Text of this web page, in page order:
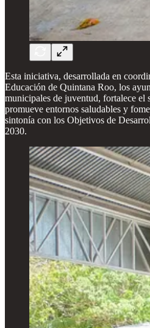
Esta iniciativa, desarrollada en
Educación de Quintana Roo, los
municipales de juventud, fortalece el
promueve entornos saludables y
sintonía con los Objetivos de
2030.